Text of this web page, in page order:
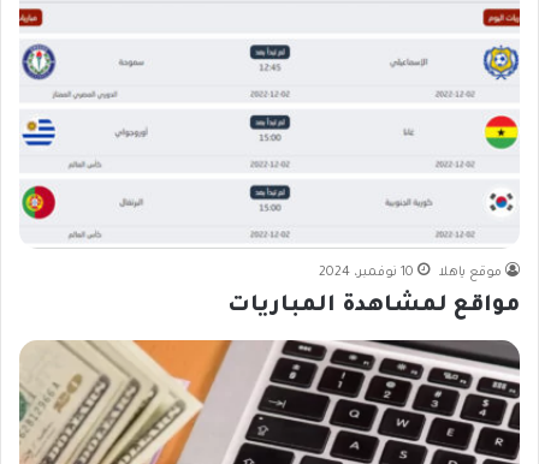
موقع ياهلا 10 نوفمبر، 2024
مواقع لمشاهدة المباريات